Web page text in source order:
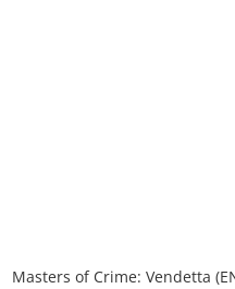
Masters of Crime: Vendetta